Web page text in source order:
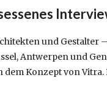
und Gestalter
Antwerpen und
dem Konzept von